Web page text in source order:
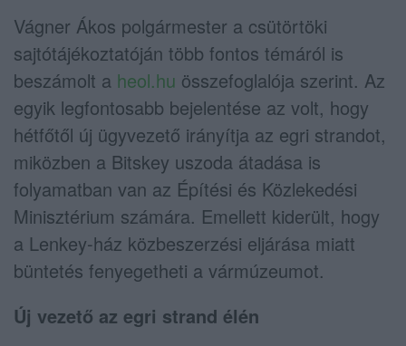
Vágner Ákos polgármester a csütörtöki
sajtótájékoztatóján több fontos témáról is
beszámolt a heol.hu összefoglalója szerint. Az
egyik legfontosabb bejelentése az volt, hogy
hétfőtől új ügyvezető irányítja az egri strandot,
miközben a Bitskey uszoda átadása is
folyamatban van az Építési és Közlekedési
Minisztérium számára. Emellett kiderült, hogy
a Lenkey-ház közbeszerzési eljárása miatt
büntetés fenyegetheti a vármúzeumot.
Új vezető az egri strand élén